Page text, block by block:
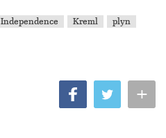
Independence Kreml
plyn
+